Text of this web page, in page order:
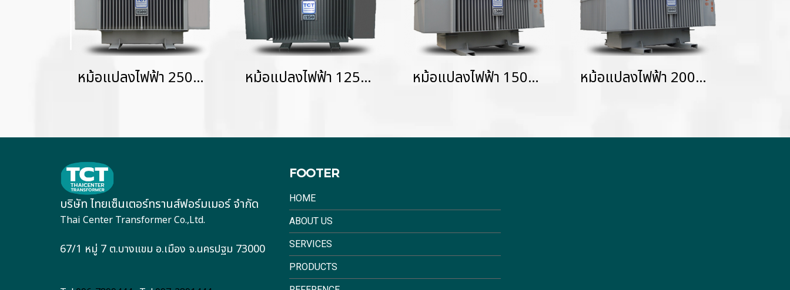
หม้อแปลงไฟฟ้า 2500 KVA KVAHermetically Sealed without Gas Cushion หม้อแปลงไฟฟ้า 1250 KVA KVAHermetically Sealed without Gas Cushion หม้อแปลงไฟฟ้า 1500 KVA KVAHermetically Sealed without Gas Cushion หม้อแปลงไฟฟ้า 2000 KVA KVAHermetically Sealed without Gas Cushion
บริษัท ไทยเซ็นเตอร์ทรานส์ฟอร์มเมอร์ จำกัด
Thai Center Transformer Co.,Ltd.
67/1 หมู่ 7 ต.บางแขม อ.เมือง จ.นครปฐม 73000
FOOTER
HOME
ABOUT US
SERVICES
PRODUCTS